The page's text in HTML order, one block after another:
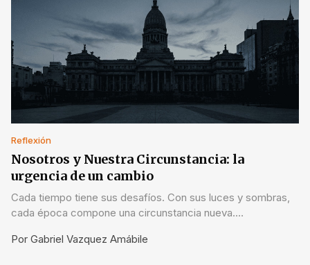
Reflexión
Nosotros y Nuestra Circunstancia: la
urgencia de un cambio
Cada tiempo tiene sus desafíos. Con sus luces y sombras,
cada época compone una circunstancia nueva.
otros países.
Por Gabriel Vazquez Amábile